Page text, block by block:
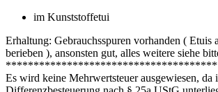
im Kunststoffetui
Erhaltung: Gebrauchsspuren vorhanden ( Etuis
berieben ), ansonsten gut, alles weitere siehe
Es wird keine Mehrwertsteuer ausgewiesen, da